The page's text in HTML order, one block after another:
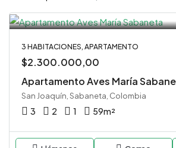
3 HABITACIONES, APARTAMENTO
$2.300.000,00
Apartamento Aves María
San Joaquín, Sabaneta, Colombia
3 2 1 59m²